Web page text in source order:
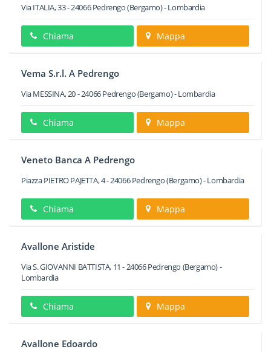
Via ITALIA, 33-24066 Pedrengo(Bergamo) -Lombardia
Chiama Mappa
Vema S.r.l. A Pedrengo
Via MESSINA, 20-24066Pedrengo(Bergamo) -Lombardia
Chiama Mappa
Veneto Banca A Pedrengo
Piazza PIETRO PAJETTA, 4-24066 Pedrengo(Bergamo) -Lombardia
Chiama Mappa
Avallone Aristide
Via S. GIOVANNI BATTISTA, 11 -24066Pedrengo (Bergamo) -
Lombardia
Chiama Mappa
Avallone Edoardo